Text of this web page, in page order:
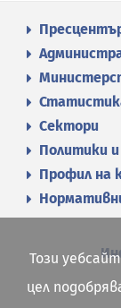
Сектори
Политики
Профил на
Този
цел